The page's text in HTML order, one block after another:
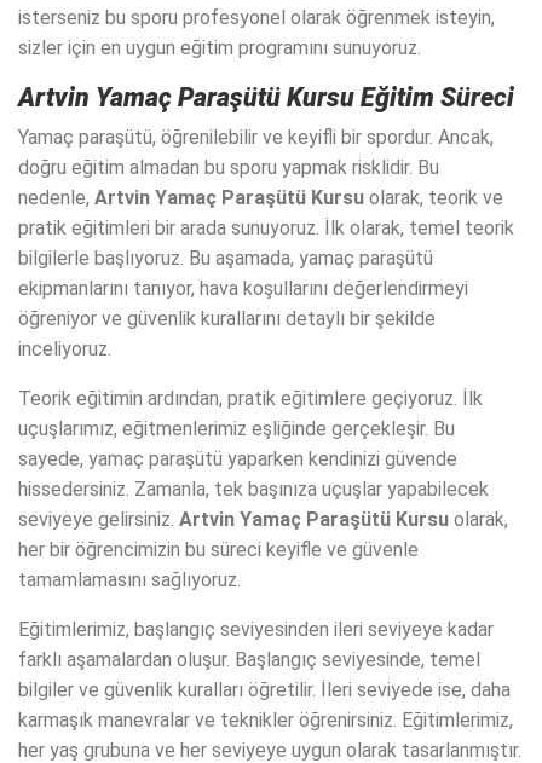
isterseniz bu sporu profesyonel olarak öğrenmek isteyin,
sizler için en uygun eğitim programını sunuyoruz.
Artvin Yamaç Paraşütü Kursu Eğitim Süreci
Yamaç paraşütü, öğrenilebilir ve keyifli bir spordur. Ancak,
doğru eğitim almadan bu sporu yapmak risklidir. Bu
nedenle, Artvin Yamaç Paraşütü Kursu olarak, teorik ve
pratik eğitimleri bir arada sunuyoruz. İlk olarak, temel teorik
bilgilerle başlıyoruz. Bu aşamada, yamaç paraşütü
ekipmanlarını tanıyor, hava koşullarını değerlendirmeyi
öğreniyor ve güvenlik kurallarını detaylı bir şekilde
inceliyoruz.
Teorik eğitimin ardından, pratik eğitimlere geçiyoruz. İlk
uçuşlarımız, eğitmenlerimiz eşliğinde gerçekleşir. Bu
sayede, yamaç paraşütü yaparken kendinizi güvende
hissedersiniz. Zamanla, tek başınıza uçuşlar yapabilecek
seviyeye gelirsiniz. Artvin Yamaç Paraşütü Kursu olarak,
her bir öğrencimizin bu süreci keyifle ve güvenle
tamamlamasını sağlıyoruz.
Eğitimlerimiz, başlangıç seviyesinden ileri seviyeye kadar
farklı aşamalardan oluşur. Başlangıç seviyesinde, temel
bilgiler ve güvenlik kuralları öğretilir. İleri seviyede ise, daha
karmaşık manevralar ve teknikler öğrenirsiniz. Eğitimlerimiz,
her yaş grubuna ve her seviyeye uygun olarak tasarlanmıştır.